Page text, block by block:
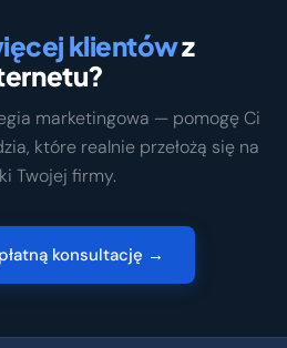
klientówz
marketingowa — pomogę Ci
które realnie przełożą się na
Twojej firmy.
konsultację →